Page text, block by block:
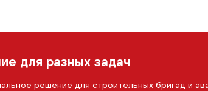
для разных задач
решение для строительных бригад и